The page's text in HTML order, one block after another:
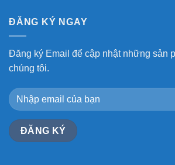
ĐĂNG KÝ NGAY
Đăng ký Email để cập nhật những sản
chúng tôi.